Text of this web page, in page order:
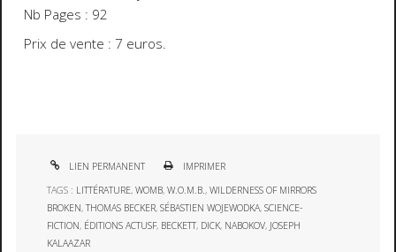
Nb Pages : 92
Prix de vente : 7 euros.
LIEN PERMANENT
IMPRIMER
TAGS : LITTÉRATURE,WOMB,W.O.M.B. ,WILDERNESS OF MIRRORS
BROKEN,THOMAS BECKER,SÉBASTIEN WOJEWODKA,SCIENCE-
FICTION, ÉDITIONS ACTUSF, BECKETT, DICK, NABOKOV, JOSEPH
KALAAZAR